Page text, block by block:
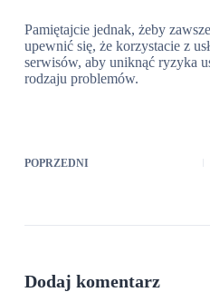
Pamiętajcie jednak, żeby
upewnić się, że korzystacie z
serwisów, aby uniknąć ryzyka
rodzaju problemów.
POPRZEDNI
Dodaj komentarz